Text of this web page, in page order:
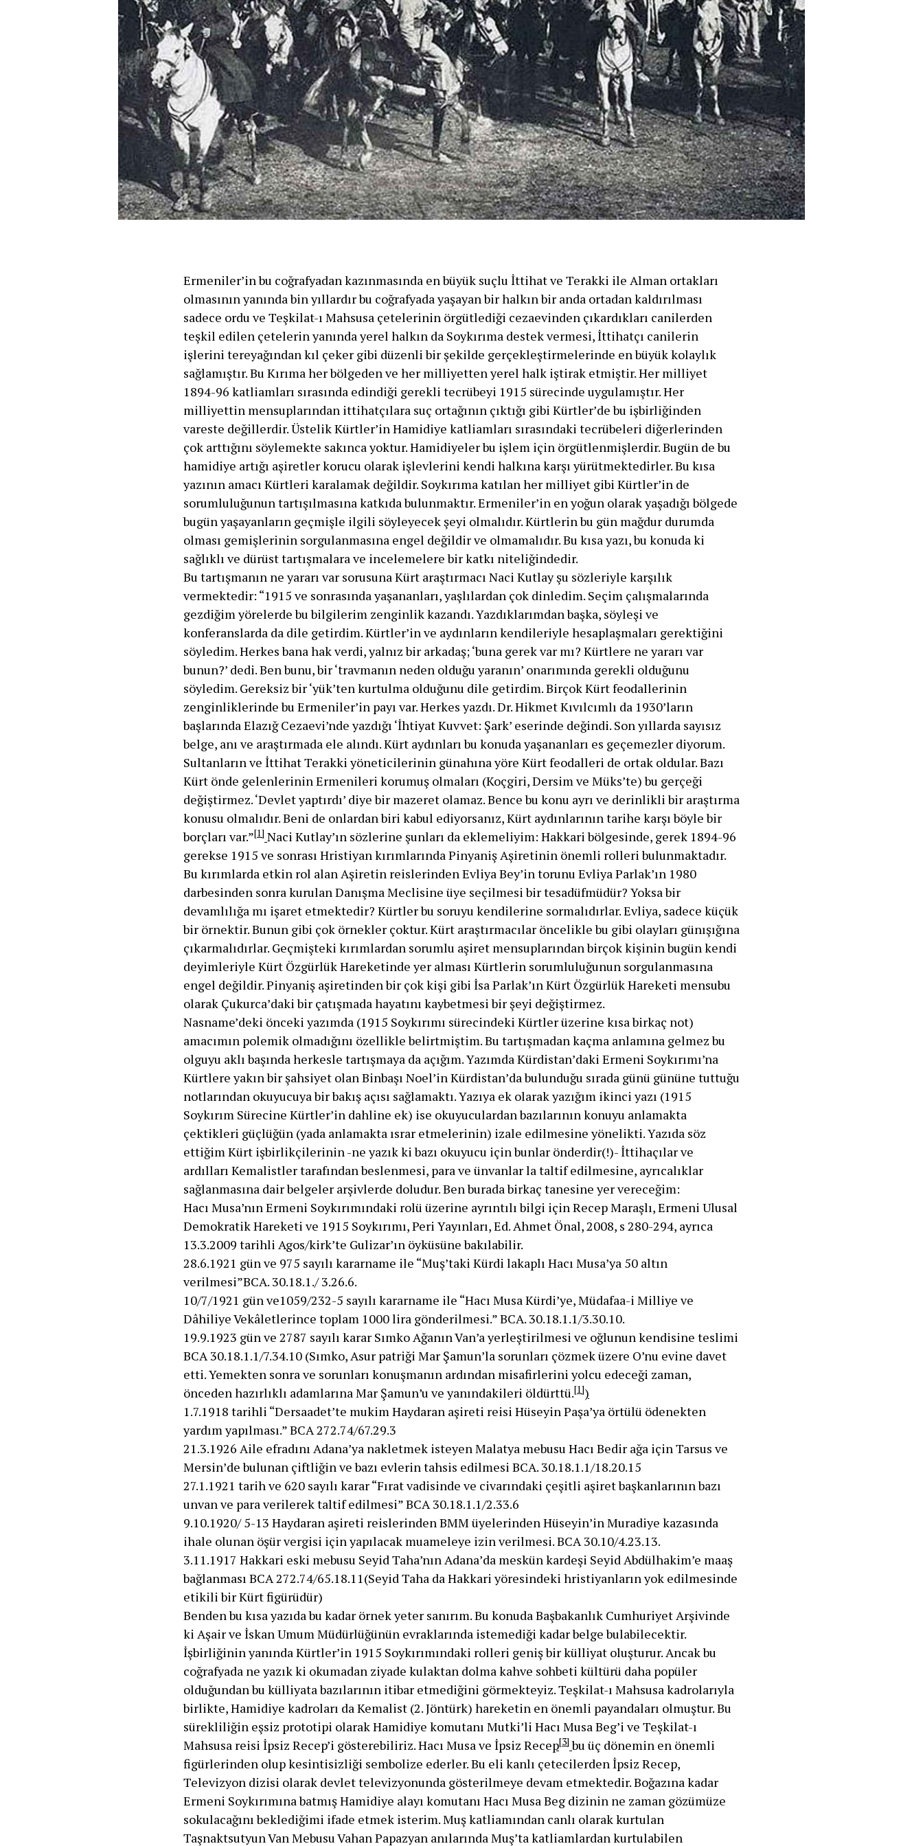
Ermeniler’in bu coğrafyadan kazınmasında en büyük suçlu İttihat ve Terakki ile Alman ortakları
olmasının yanında bin yıllardır bu coğrafyada yaşayan bir halkın bir anda ortadan kaldırılması
sadece ordu ve Teşkilat-ı Mahsusa çetelerinin örgütlediği cezaevinden çıkardıkları canilerden
teşkil edilen çetelerin yanında yerel halkın da Soykırıma destek vermesi, İttihatçı canilerin
işlerini tereyağından kıl çeker gibi düzenli bir şekilde gerçekleştirmelerinde en büyük kolaylık
sağlamıştır. Bu Kırıma her bölgeden ve her milliyetten yerel halk iştirak etmiştir. Her milliyet
1894-96 katliamları sırasında edindiği gerekli tecrübeyi 1915 sürecinde uygulamıştır. Her
milliyettin mensuplarından ittihatçılara suç ortağının çıktığı gibi Kürtler’de bu işbirliğinden
vareste değillerdir. Üstelik Kürtler’in Hamidiye katliamları sırasındaki tecrübeleri diğerlerinden
çok arttığını söylemekte sakınca yoktur. Hamidiyeler bu işlem için örgütlenmişlerdir. Bugün de bu
hamidiye artığı aşiretler korucu olarak işlevlerini kendi halkına karşı yürütmektedirler. Bu kısa
yazının amacı Kürtleri karalamak değildir. Soykırıma katılan her milliyet gibi Kürtler’in de
sorumluluğunun tartışılmasına katkıda bulunmaktır. Ermeniler’in en yoğun olarak yaşadığı bölgede
bugün yaşayanların geçmişle ilgili söyleyecek şeyi olmalıdır. Kürtlerin bu gün mağdur durumda
olması gemişlerinin sorgulanmasına engel değildir ve olmamalıdır. Bu kısa yazı, bu konuda ki
sağlıklı ve dürüst tartışmalara ve incelemelere bir katkı niteliğindedir.
Bu tartışmanın ne yararı var sorusuna Kürt araştırmacı Naci Kutlay şu sözleriyle karşılık
vermektedir: “1915 ve sonrasında yaşananları, yaşlılardan çok dinledim. Seçim çalışmalarında
gezdiğim yörelerde bu bilgilerim zenginlik kazandı. Yazdıklarımdan başka, söyleşi ve
konferanslarda da dile getirdim. Kürtler’in ve aydınların kendileriyle hesaplaşmaları gerektiğini
söyledim. Herkes bana hak verdi, yalnız bir arkadaş; ‘buna gerek var mı? Kürtlere ne yararı var
bunun?’ dedi. Ben bunu, bir ‘travmanın neden olduğu yaranın’ onarımında gerekli olduğunu
söyledim. Gereksiz bir ‘yük’ten kurtulma olduğunu dile getirdim. Birçok Kürt feodallerinin
zenginliklerinde bu Ermeniler’in payı var. Herkes yazdı. Dr. Hikmet Kıvılcımlı da 1930’ların
başlarında Elazığ Cezaevi’nde yazdığı ‘İhtiyat Kuvvet: Şark’ eserinde değindi. Son yıllarda sayısız
belge, anı ve araştırmada ele alındı. Kürt aydınları bu konuda yaşananları es geçemezler diyorum.
Sultanların ve İttihat Terakki yöneticilerinin günahına yöre Kürt feodalleri de ortak oldular. Bazı
Kürt önde gelenlerinin Ermenileri korumuş olmaları (Koçgiri, Dersim ve Müks’te) bu gerçeği
değiştirmez. ‘Devlet yaptırdı’ diye bir mazeret olamaz. Bence bu konu ayrı ve derinlikli bir araştırma
konusu olmalıdır. Beni de onlardan biri kabul ediyorsanız, Kürt aydınlarının tarihe karşı böyle bir
borçları var.”[1] Naci Kutlay’ın sözlerine şunları da eklemeliyim: Hakkari bölgesinde, gerek 1894-96
gerekse 1915 ve sonrası Hristiyan kırımlarında Pinyaniş Aşiretinin önemli rolleri bulunmaktadır.
Bu kırımlarda etkin rol alan Aşiretin reislerinden Evliya Bey’in torunu Evliya Parlak’ın 1980
darbesinden sonra kurulan Danışma Meclisine üye seçilmesi bir tesadüfmüdür? Yoksa bir
devamlılığa mı işaret etmektedir? Kürtler bu soruyu kendilerine sormalıdırlar. Evliya, sadece küçük
bir örnektir. Bunun gibi çok örnekler çoktur. Kürt araştırmacılar öncelikle bu gibi olayları günışığına
çıkarmalıdırlar. Geçmişteki kırımlardan sorumlu aşiret mensuplarından birçok kişinin bugün kendi
deyimleriyle Kürt Özgürlük Hareketinde yer alması Kürtlerin sorumluluğunun sorgulanmasına
engel değildir. Pinyaniş aşiretinden bir çok kişi gibi İsa Parlak’ın Kürt Özgürlük Hareketi mensubu
olarak Çukurca’daki bir çatışmada hayatını kaybetmesi bir şeyi değiştirmez.
Nasname’deki önceki yazımda (1915 Soykırımı sürecindeki Kürtler üzerine kısa birkaç not)
amacımın polemik olmadığını özellikle belirtmiştim. Bu tartışmadan kaçma anlamına gelmez bu
olguyu aklı başında herkesle tartışmaya da açığım. Yazımda Kürdistan’daki Ermeni Soykırımı’na
Kürtlere yakın bir şahsiyet olan Binbaşı Noel’in Kürdistan’da bulunduğu sırada günü gününe tuttuğu
notlarından okuyucuya bir bakış açısı sağlamaktı. Yazıya ek olarak yazığım ikinci yazı (1915
Soykırım Sürecine Kürtler’in dahline ek) ise okuyuculardan bazılarının konuyu anlamakta
çektikleri güçlüğün (yada anlamakta ısrar etmelerinin) izale edilmesine yönelikti. Yazıda söz
ettiğim Kürt işbirlikçilerinin -ne yazık ki bazı okuyucu için bunlar önderdir(!)- İttihaçılar ve
ardılları Kemalistler tarafından beslenmesi, para ve ünvanlar la taltif edilmesine, ayrıcalıklar
sağlanmasına dair belgeler arşivlerde doludur. Ben burada birkaç tanesine yer vereceğim:
Hacı Musa’nın Ermeni Soykırımındaki rolü üzerine ayrıntılı bilgi için Recep Maraşlı, Ermeni Ulusal
Demokratik Hareketi ve 1915 Soykırımı, Peri Yayınları, Ed. Ahmet Önal, 2008, s 280-294, ayrıca
13.3.2009 tarihli Agos/kirk’te Gulizar’ın öyküsüne bakılabilir.
28.6.1921 gün ve 975 sayılı kararname ile “Muş’taki Kürdi lakaplı Hacı Musa’ya 50 altın
verilmesi”BCA. 30.18.1./ 3.26.6.
10/7/1921 gün ve1059/232-5 sayılı kararname ile “Hacı Musa Kürdi’ye, Müdafaa-i Milliye ve
Dâhiliye Vekâletlerince toplam 1000 lira gönderilmesi.” BCA. 30.18.1.1/3.30.10.
19.9.1923 gün ve 2787 sayılı karar Sımko Ağanın Van’a yerleştirilmesi ve oğlunun kendisine teslimi
BCA 30.18.1.1/7.34.10 (Sımko, Asur patriği Mar Şamun’la sorunları çözmek üzere O’nu evine davet
etti. Yemekten sonra ve sorunları konuşmanın ardından misafirlerini yolcu edeceği zaman,
önceden hazırlıklı adamlarına Mar Şamun’u ve yanındakileri öldürttü.[1])
1.7.1918 tarihli “Dersaadet’te mukim Haydaran aşireti reisi Hüseyin Paşa’ya örtülü ödenekten
yardım yapılması.” BCA 272.74/67.29.3
21.3.1926 Aile efradını Adana’ya nakletmek isteyen Malatya mebusu Hacı Bedir ağa için Tarsus ve
Mersin’de bulunan çiftliğin ve bazı evlerin tahsis edilmesi BCA. 30.18.1.1/18.20.15
27.1.1921 tarih ve 620 sayılı karar “Fırat vadisinde ve civarındaki çeşitli aşiret başkanlarının bazı
unvan ve para verilerek taltif edilmesi” BCA 30.18.1.1/2.33.6
9.10.1920/ 5-13 Haydaran aşireti reislerinden BMM üyelerinden Hüseyin’in Muradiye kazasında
ihale olunan öşür vergisi için yapılacak muameleye izin verilmesi. BCA 30.10/4.23.13.
3.11.1917 Hakkari eski mebusu Seyid Taha’nın Adana’da meskün kardeşi Seyid Abdülhakim’e maaş
bağlanması BCA 272.74/65.18.11(Seyid Taha da Hakkari yöresindeki hristiyanların yok edilmesinde
etikili bir Kürt figürüdür)
Benden bu kısa yazıda bu kadar örnek yeter sanırım. Bu konuda Başbakanlık Cumhuriyet Arşivinde
ki Aşair ve İskan Umum Müdürlüğünün evraklarında istemediği kadar belge bulabilecektir.
İşbirliğinin yanında Kürtler’in 1915 Soykırımındaki rolleri geniş bir külliyat oluşturur. Ancak bu
coğrafyada ne yazık ki okumadan ziyade kulaktan dolma kahve sohbeti kültürü daha popüler
olduğundan bu külliyata bazılarının itibar etmediğini görmekteyiz. Teşkilat-ı Mahsusa kadrolarıyla
birlikte, Hamidiye kadroları da Kemalist (2. Jöntürk) hareketin en önemli payandaları olmuştur. Bu
sürekliliğin eşsiz prototipi olarak Hamidiye komutanı Mutki’li Hacı Musa Beg’i ve Teşkilat-ı
Mahsusa reisi İpsiz Recep’i gösterebiliriz. Hacı Musa ve İpsiz Recep[3] bu üç dönemin en önemli
figürlerinden olup kesintisizliği sembolize ederler. Bu eli kanlı çetecilerden İpsiz Recep,
Televizyon dizisi olarak devlet televizyonunda gösterilmeye devam etmektedir. Boğazına kadar
Ermeni Soykırımına batmış Hamidiye alayı komutanı Hacı Musa Beg dizinin ne zaman gözümüze
sokulacağını beklediğimi ifade etmek isterim. Muş katliamından canlı olarak kurtulan
Taşnaktsutyun Van Mebusu Vahan Papazyan anılarında Muş’ta katliamlardan kurtulabilen